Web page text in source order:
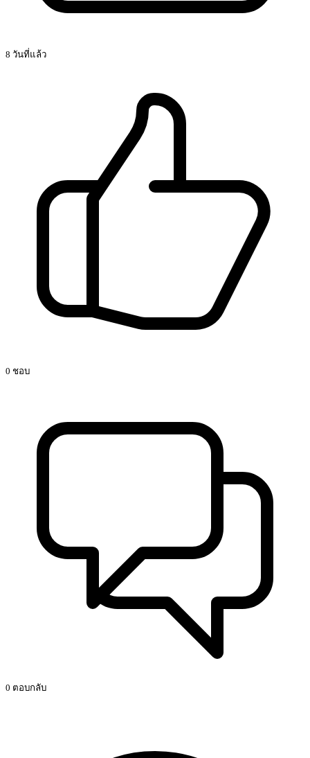
8 วันที่แล้ว
0 ชอบ
0 ตอบกลับ